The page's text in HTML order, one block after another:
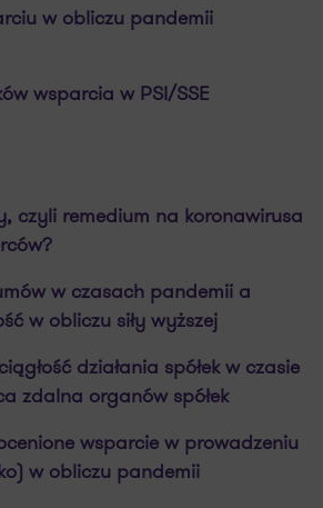
w obliczu pandemii
wsparcia w PSI/SSE
czyli remedium na koronawirusa
w czasach pandemii a
w obliczu siły wyższej
działania spółek w czasie
zdalna organów spółek
wsparcie w prowadzeniu
w obliczu pandemii